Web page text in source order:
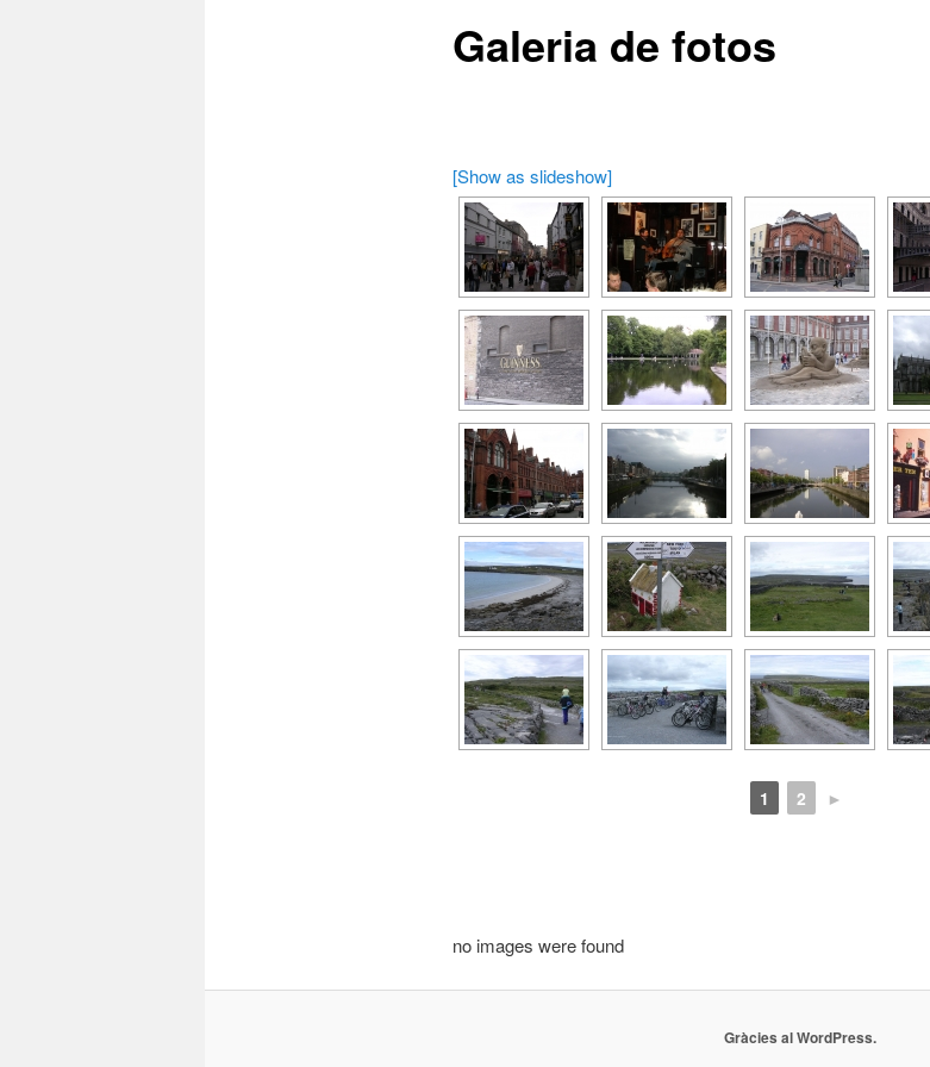
Galeria de fotos
[Show as slideshow]
1 2 ►
no images were found
Gràcies al WordPress.